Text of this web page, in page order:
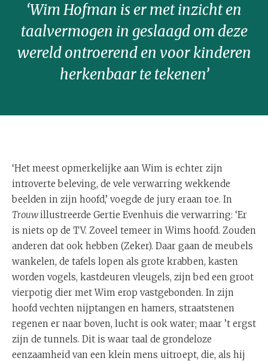
‘Wim Hofman is er met inzicht en
taalvermogen in geslaagd om deze
wereld ontroerend en voor kinderen
herkenbaar te tekenen’
‘Het meest opmerkelijke aan Wim is echter zijn
introverte beleving, de vele verwarring wekkende
beelden in zijn hoofd,’ voegde de jury eraan toe. In
Trouwillustreerde Gertie Evenhuis die verwarring: ‘Er
is niets op de TV. Zoveel temeer in Wims hoofd. Zouden
anderen dat ook hebben (Zeker). Daar gaan de meubels
wankelen, de tafels lopen als grote krabben, kasten
worden vogels, kastdeuren vleugels, zijn bed een groot
vierpotig dier met Wim erop vastgebonden. In zijn
hoofd vechten nijptangen en hamers, straatstenen
regenen er naar boven, lucht is ook water; maar ’t ergst
zijn de tunnels. Dit is waar taal de grondeloze
eenzaamheid van een klein mens uitroept, die, als hij